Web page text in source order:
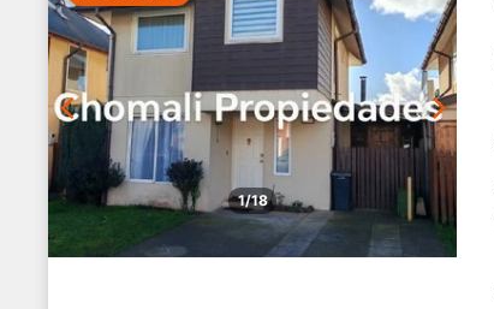
1/18